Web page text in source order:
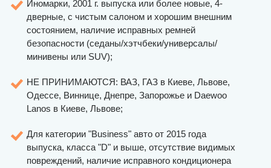
Иномарки, 2001 г. выпуска или более новые, 4-
дверные, с чистым салоном и хорошим внешним
состоянием, наличие исправных ремней
безопасности (седаны/хэтчбеки/универсалы/
минивены или SUV);
НЕ ПРИНИМАЮТСЯ: ВАЗ, ГАЗ в Киеве, Львове,
Одессе, Виннице, Днепре, Запорожье и Daewoo
Lanos в Киеве, Львове;
Для категории "Business" авто от 2015 года
выпуска, класса "D" и выше, отсутствие видимых
повреждений, наличие исправного кондиционера